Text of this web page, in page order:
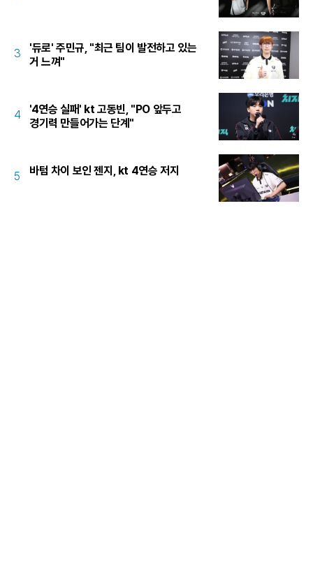
3
'듀로' 주민규, "최근 팀이 발전하고 있는
거 느껴"
4
'4연승 실패' kt 고동빈, "PO 앞두고
경기력 만들어가는 단계"
5 바텀 차이 보인 젠지, kt 4연승 저지